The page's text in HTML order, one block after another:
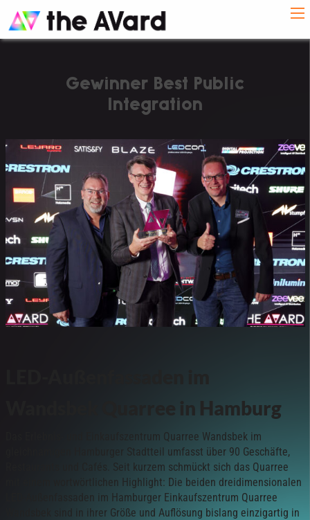
Gewinner Best Public
Integration
in Hamburg
Das Erlebnis- und Einkaufszentrum Quarree Wandsbek im
gleichnamigen Hamburger Stadtteil umfasst über 90 Geschäfte,
Restaurants und Cafés. Seit kurzem schmückt sich das Quarree
mit einem wortwörtlichen Highlight: Die beiden dreidimensionalen
LED-Außenfassaden im Hamburger Einkaufszentrum Quarree
Wandsbek sind in ihrer Größe und Auflösung bislang einzigartig in